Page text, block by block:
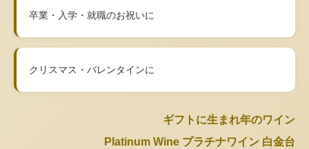
卒業・入学・就職のお祝いに
クリスマス・バレンタインに
ギフトに生まれ年のワイン
Platinum Wine プラチナワイン 白金台